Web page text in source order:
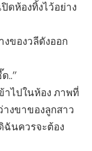
ดห้องทิ้งไว้อย่าง
ของวลีดังออก
..”
าไปในห้อง ภาพที่
งขาของลูกสาว
ฉันควรจะต้อง